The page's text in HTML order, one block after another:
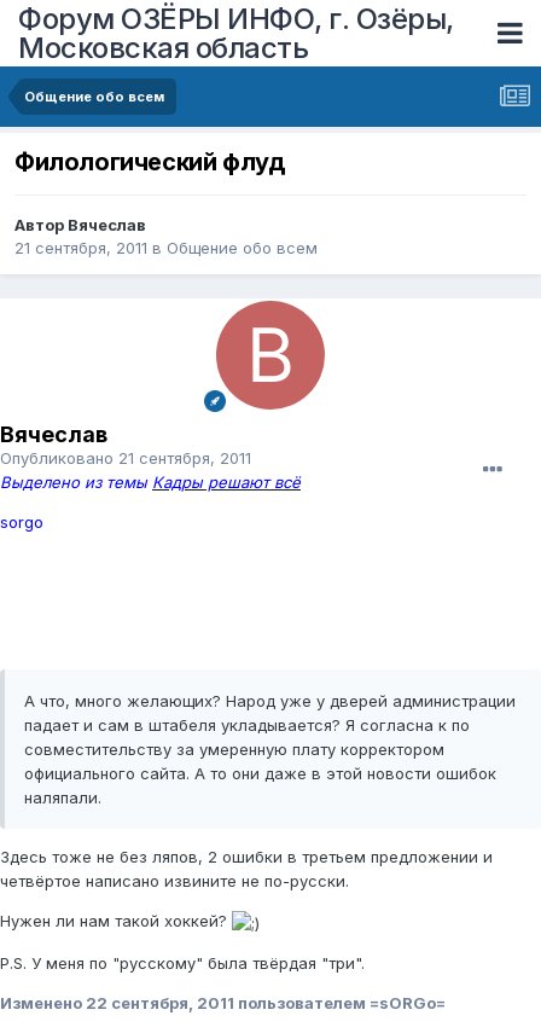
Форум ОЗЁРЫ ИНФО, г. Озёры,
Московская область
Общение обо всем
Филологический флуд
Автор Вячеслав
21 сентября, 2011 в Общение обо всем
Вячеслав
Опубликовано 21 сентября, 2011
Выделено из темы Кадры решают всё
sorgo
А что, много желающих? Народ уже у дверей администрации
падает и сам в штабеля укладывается? Я согласна к по
совместительству за умеренную плату корректором
официального сайта. А то они даже в этой новости ошибок
наляпали.
Здесь тоже не без ляпов, 2 ошибки в третьем предложении и
четвёртое написано извините не по-русски.
Нужен ли нам такой хоккей?
P.S. У меня по "русскому" была твёрдая "три".
Изменено 22 сентября, 2011 пользователем =sORGo=